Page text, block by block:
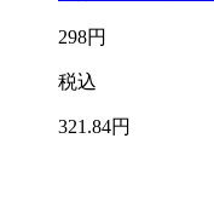
298円
税込
321 .84円